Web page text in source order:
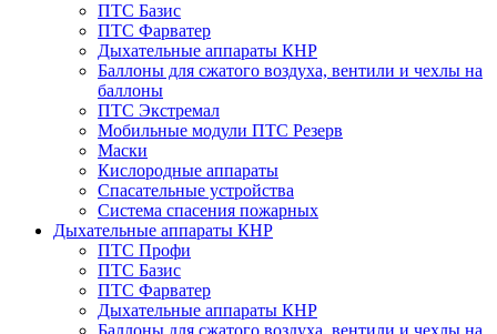
ПТС Базис
ПТС Фарватер
Дыхательные аппараты КНР
Баллоны для сжатого воздуха, вентили и чехлы на
баллоны
ПТС Экстремал
Мобильные модули ПТС Резерв
Маски
Кислородные аппараты
Спасательные устройства
Система спасения пожарных
Дыхательные аппараты КНР
ПТС Профи
ПТС Базис
ПТС Фарватер
Дыхательные аппараты КНР
Баллоны для сжатого воздуха, вентили и чехлы на